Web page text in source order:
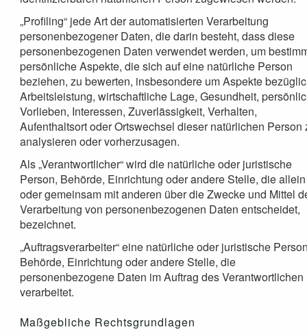
„Profiling“ jede Art der automatisierten Verarbeitung
personenbezogener Daten, die darin besteht, dass diese
personenbezogenen Daten verwendet werden, um
persönliche Aspekte, die sich auf eine natürliche Person
beziehen, zu bewerten, insbesondere um Aspekte
Arbeitsleistung, wirtschaftliche Lage, Gesundheit,
Vorlieben, Interessen, Zuverlässigkeit, Verhalten,
Aufenthaltsort oder Ortswechsel dieser natürlichen Person
analysieren oder vorherzusagen.
Als „Verantwortlicher“ wird die natürliche oder juristische
Person, Behörde, Einrichtung oder andere Stelle, die allein
oder gemeinsam mit anderen über die Zwecke und Mittel
Verarbeitung von personenbezogenen Daten entscheidet,
bezeichnet.
„Auftragsverarbeiter“ eine natürliche oder juristische
Behörde, Einrichtung oder andere Stelle, die
personenbezogene Daten im Auftrag des Verantwortlichen
verarbeitet.
Maßgebliche Rechtsgrundlagen